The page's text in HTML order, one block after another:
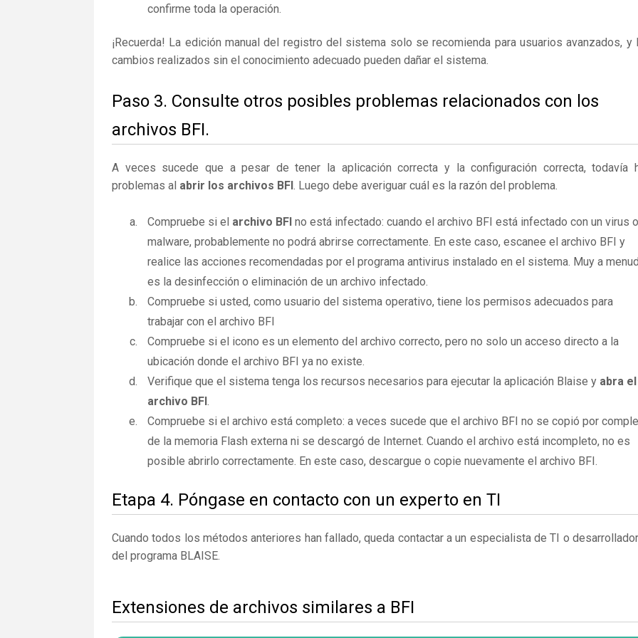
confirme toda la operación.
¡Recuerda! La edición manual del registro del sistema solo se recomienda para usuarios avanzados, y
cambios realizados sin el conocimiento adecuado pueden dañar el sistema.
Paso 3. Consulte otros posibles problemas relacionados con los
archivos BFI.
A veces sucede que a pesar de tener la aplicación correcta y la configuración correcta, todavía
problemas al abrir los archivos BFI. Luego debe averiguar cuál es la razón del problema.
Compruebe si el archivo BFI no está infectado: cuando el archivo BFI está infectado con un virus o
malware, probablemente no podrá abrirse correctamente. En este caso, escanee el archivo BFI y
realice las acciones recomendadas por el programa antivirus instalado en el sistema. Muy a
es la desinfección o eliminación de un archivo infectado.
Compruebe si usted, como usuario del sistema operativo, tiene los permisos adecuados para
trabajar con el archivo BFI
Compruebe si el icono es un elemento del archivo correcto, pero no solo un acceso directo a la
ubicación donde el archivo BFI ya no existe.
Verifique que el sistema tenga los recursos necesarios para ejecutar la aplicación Blaise y abra el
archivo BFI.
Compruebe si el archivo está completo: a veces sucede que el archivo BFI no se copió por
de la memoria Flash externa ni se descargó de Internet. Cuando el archivo está incompleto, no es
posible abrirlo correctamente. En este caso, descargue o copie nuevamente el archivo BFI.
Etapa 4. Póngase en contacto con un experto en TI
Cuando todos los métodos anteriores han fallado, queda contactar a un especialista de TI o
del programa BLAISE.
Extensiones de archivos similares a BFI